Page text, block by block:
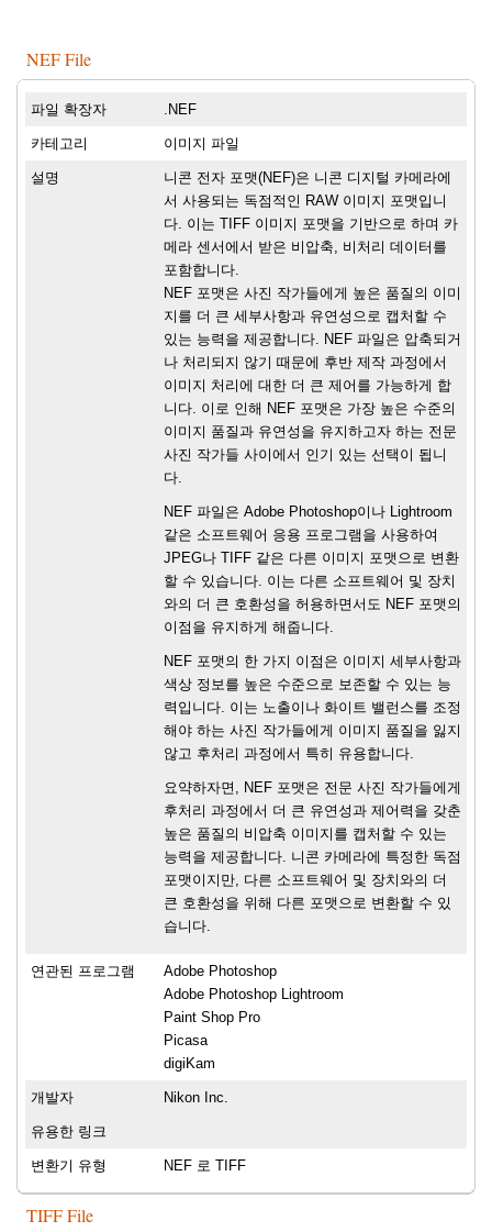
NEF File
파일 확장자 .NEF
카테고리 이미지 파일
설명
니콘 전자 포맷(NEF)은 니콘 디지털 카메라에
서 사용되는 독점적인 RAW 이미지 포맷입니
다. 이는 TIFF 이미지 포맷을 기반으로 하며 카
메라 센서에서 받은 비압축, 비처리 데이터를
포함합니다.
NEF 포맷은 사진 작가들에게 높은 품질의 이미
지를 더 큰 세부사항과 유연성으로 캡처할 수
있는 능력을 제공합니다. NEF 파일은 압축되거
나 처리되지 않기 때문에 후반 제작 과정에서
이미지 처리에 대한 더 큰 제어를 가능하게 합
니다. 이로 인해 NEF 포맷은 가장 높은 수준의
이미지 품질과 유연성을 유지하고자 하는 전문
사진 작가들 사이에서 인기 있는 선택이 됩니
다.
NEF 파일은 Adobe Photoshop이나 Lightroom
같은 소프트웨어 응용 프로그램을 사용하여
JPEG나 TIFF 같은 다른 이미지 포맷으로 변환
할 수 있습니다. 이는 다른 소프트웨어 및 장치
와의 더 큰 호환성을 허용하면서도 NEF 포맷의
이점을 유지하게 해줍니다.
NEF 포맷의 한 가지 이점은 이미지 세부사항과
색상 정보를 높은 수준으로 보존할 수 있는 능
력입니다. 이는 노출이나 화이트 밸런스를 조정
해야 하는 사진 작가들에게 이미지 품질을 잃지
않고 후처리 과정에서 특히 유용합니다.
요약하자면, NEF 포맷은 전문 사진 작가들에게
후처리 과정에서 더 큰 유연성과 제어력을 갖춘
높은 품질의 비압축 이미지를 캡처할 수 있는
능력을 제공합니다. 니콘 카메라에 특정한 독점
포맷이지만, 다른 소프트웨어 및 장치와의 더
큰 호환성을 위해 다른 포맷으로 변환할 수 있
습니다.
연관된 프로그램
Adobe Photoshop
Adobe Photoshop Lightroom
Paint Shop Pro
Picasa
digiKam
개발자 Nikon Inc.
유용한 링크
변환기 유형 NEF 로 TIFF
TIFF File